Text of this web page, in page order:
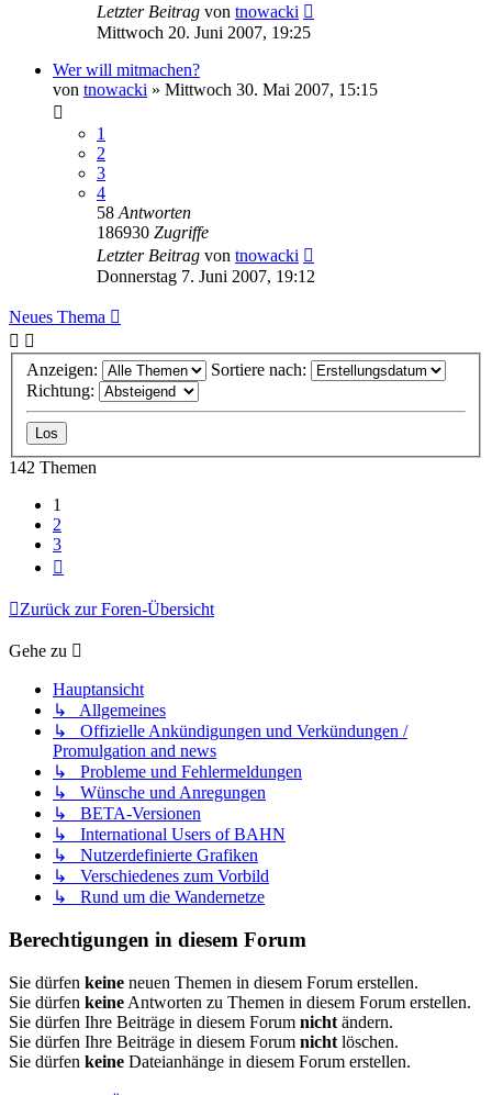
Letzter Beitrag von tnowacki
Mittwoch 20. Juni 2007, 19:25
Wer will mitmachen?
von tnowacki » Mittwoch 30. Mai 2007, 15:15
1
2
3
4
58 Antworten
186930 Zugriffe
Letzter Beitrag von tnowacki
Donnerstag 7. Juni 2007, 19:12
Neues Thema
Anzeigen:
Sortiere nach:
Richtung:
142 Themen
1
2
3
Zurück zur Foren-Übersicht
Gehe zu
Hauptansicht
↳ Allgemeines
↳ Offizielle Ankündigungen und Verkündungen /
Promulgation and news
↳ Probleme und Fehlermeldungen
↳ Wünsche und Anregungen
↳ BETA-Versionen
↳ International Users of BAHN
↳ Nutzerdefinierte Grafiken
↳ Verschiedenes zum Vorbild
↳ Rund um die Wandernetze
Berechtigungen in diesem Forum
Sie dürfen keine neuen Themen in diesem Forum erstellen.
Sie dürfen keine Antworten zu Themen in diesem Forum erstellen.
Sie dürfen Ihre Beiträge in diesem Forum nicht ändern.
Sie dürfen Ihre Beiträge in diesem Forum nicht löschen.
Sie dürfen keine Dateianhänge in diesem Forum erstellen.